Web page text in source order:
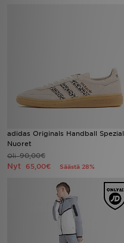
adidas Originals Handball Spezial
Nuoret
Oli90,00€
Nyt 65,00€ Säästä 28%